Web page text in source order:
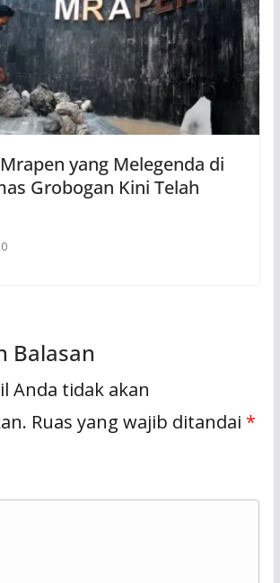
yang Melegenda di
Grobogan Kini Telah
Balasan
Anda tidak akan
Ruas yang wajib ditandai *